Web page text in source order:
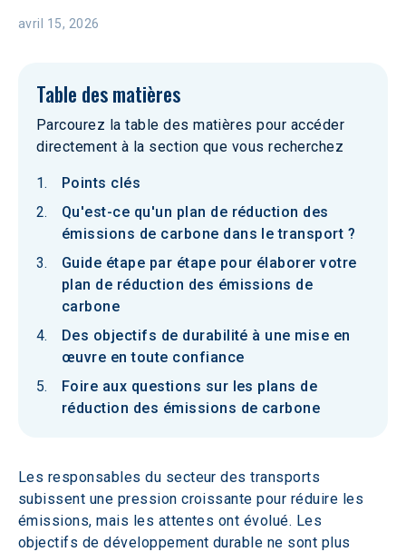
avril 15, 2026
Table des matières
Parcourez la table des matières pour accéder
directement à la section que vous recherchez
Points clés
Qu'est-ce qu'un plan de réduction des
émissions de carbone dans le transport ?
Guide étape par étape pour élaborer votre
plan de réduction des émissions de
carbone
Des objectifs de durabilité à une mise en
œuvre en toute confiance
Foire aux questions sur les plans de
réduction des émissions de carbone
Les responsables du secteur des transports
subissent une pression croissante pour réduire les
émissions, mais les attentes ont évolué. Les
objectifs de développement durable ne sont plus